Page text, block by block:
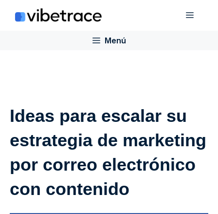
Menú
Menú
Ideas para escalar su
estrategia de marketing
por correo electrónico
con contenido